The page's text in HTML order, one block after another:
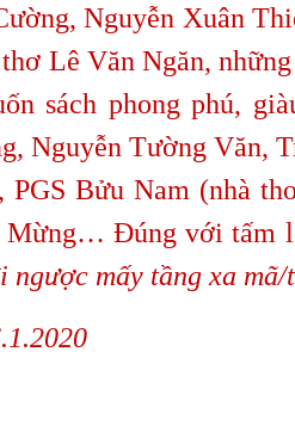
Nguyễn Xuân
Lê Văn Ngăn,
sách phong phú,
Nguyễn Tường Văn,
PGS Bửu Nam (nhà
Mừng… Đúng với tấm
ngược mấy tầng xa